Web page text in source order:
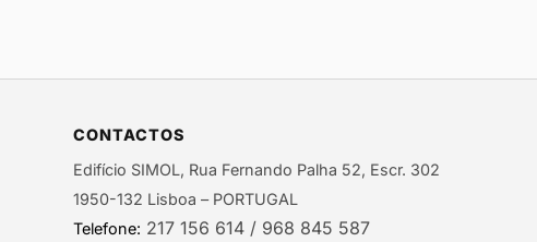
CONTACTOS
Edifício SIMOL, Rua Fernando Palha 52, Escr. 302
1950-132 Lisboa – PORTUGAL
Telefone: 217 156 614 / 968 845 587